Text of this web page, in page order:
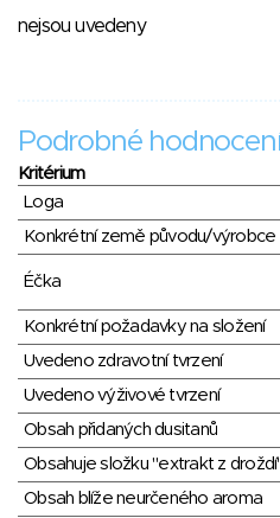
nejsou uvedeny
Podrobné
Kritérium
Loga
Konkrétní země původu/výrobce
Éčka
Konkrétní požadavky na složení
Uvedeno zdravotní tvrzení
Uvedeno výživové tvrzení
Obsah přidaných dusitanů
Obsahuje složku "extrakt z
Obsah blíže neurčeného aroma